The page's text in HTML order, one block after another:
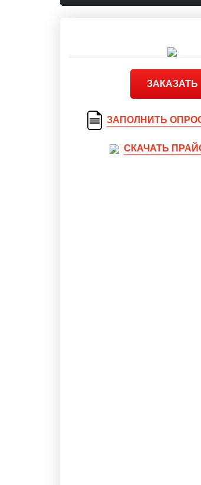
ЗАКАЗАТЬ
ЗАПОЛНИТЬ
СКАЧАТЬ